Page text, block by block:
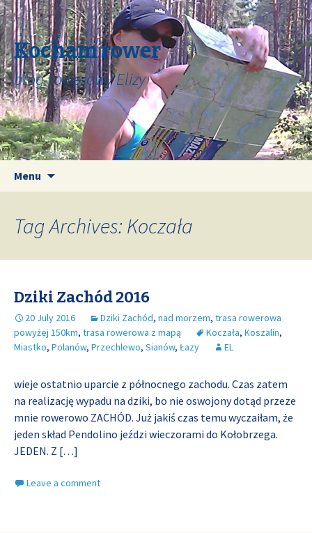
Kocham rower
blog rowerowy Elizy
Menu
Tag Archives: Koczała
Dziki Zachód 2016
20 July 2016 Dziki Zachód, nad morzem, trasa rowerowa
powyżej 150km, trasa rowerowa z mapą Koczała, Koszalin,
Miastko, Polanów, Przechlewo, Sianów, Łazy EL
wieje ostatnio uparcie z północnego zachodu. Czas zatem
na realizację wypadu na dziki, bo nie oswojony dotąd przeze
mnie rowerowo ZACHÓD. Już jakiś czas temu wyczaiłam, że
jeden skład Pendolino jeździ wieczorami do Kołobrzega.
JEDEN. Z […]
Leave a comment